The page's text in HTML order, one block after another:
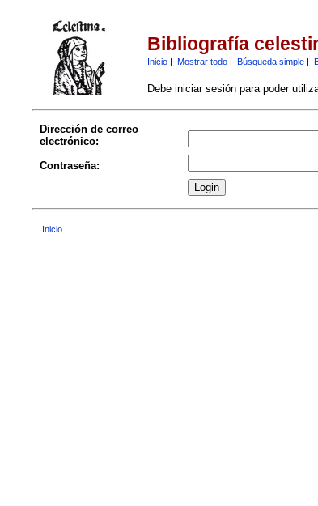
Bibliografía
Inicio| Mostrar todo| Búsqueda simple|
Debe iniciar sesión para poder
Dirección de correo
electrónico:
Contraseña:
Inicio